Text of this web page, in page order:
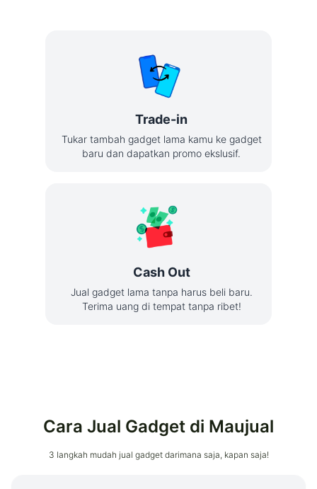
Trade-in
Tukar tambah gadget lama kamu ke gadget
baru dan dapatkan promo ekslusif.
Cash Out
Jual gadget lama tanpa harus beli baru.
Terima uang di tempat tanpa ribet!
Cara Jual Gadget di Maujual
3 langkah mudah jual gadget darimana saja, kapan saja!